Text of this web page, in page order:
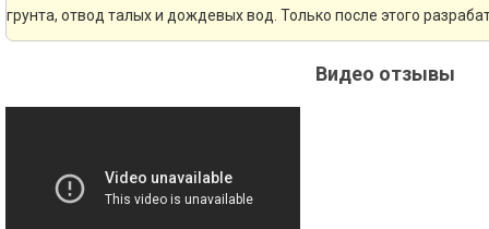
грунта, отвод талых и дождевых вод. Только после этого
Видео отзывы